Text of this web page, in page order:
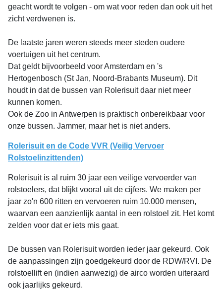
geacht wordt te volgen - om wat voor reden dan ook uit het
zicht verdwenen is.
De laatste jaren weren steeds meer steden oudere
voertuigen uit het centrum.
Dat geldt bijvoorbeeld voor Amsterdam en 's
Hertogenbosch (St Jan, Noord-Brabants Museum). Dit
houdt in dat de bussen van Rolerisuit daar niet meer
kunnen komen.
Ook de Zoo in Antwerpen is praktisch onbereikbaar voor
onze bussen. Jammer, maar het is niet anders.
Rolerisuit en de Code VVR (Veilig Vervoer
Rolstoelinzittenden)
Rolerisuit is al ruim 30 jaar een veilige vervoerder van
rolstoelers, dat blijkt vooral uit de cijfers. We maken per
jaar zo'n 600 ritten en vervoeren ruim 10.000 mensen,
waarvan een aanzienlijk aantal in een rolstoel zit. Het komt
zelden voor dat er iets mis gaat.
De bussen van Rolerisuit worden ieder jaar gekeurd. Ook
de aanpassingen zijn goedgekeurd door de RDW/RVI. De
rolstoellift en (indien aanwezig) de airco worden uiteraard
ook jaarlijks gekeurd.